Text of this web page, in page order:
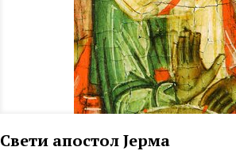
Свети апостол Јерма